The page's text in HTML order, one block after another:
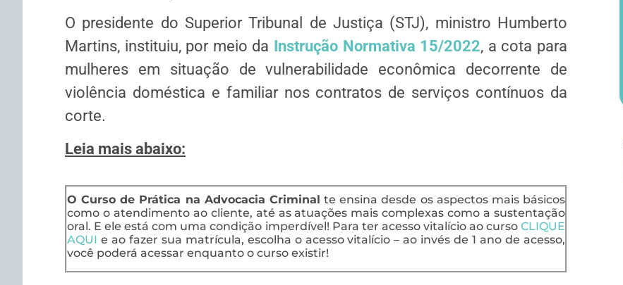
O presidente do Superior Tribunal de Justiça (STJ), ministro Humberto
Martins, instituiu, por meio da Instrução Normativa 15/2022, a cota para
mulheres em situação de vulnerabilidade econômica decorrente de
violência doméstica e familiar nos contratos de serviços contínuos da
corte.
Leia mais abaixo:
O Curso de Prática na Advocacia Criminal te ensina desde os aspectos mais básicos
como o atendimento ao cliente, até as atuações mais complexas como a sustentação
oral. E ele está com uma condição imperdível! Para ter acesso vitalício ao curso CLIQUE
AQUI e ao fazer sua matrícula, escolha o acesso vitalício – ao invés de 1 ano de acesso,
você poderá acessar enquanto o curso existir!